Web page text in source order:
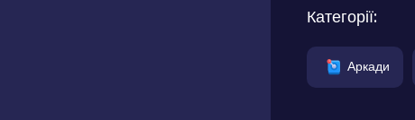
Категорії:
Аркади